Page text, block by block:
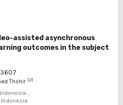
assisted asynchronous
outcomes in the subject
Thohir (2)
,
Indonesia